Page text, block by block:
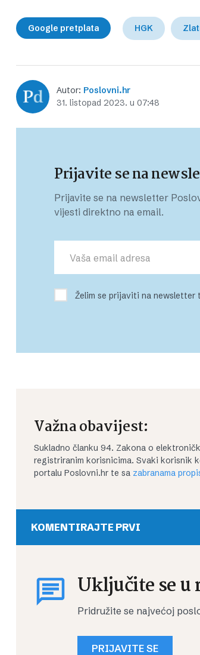
Google pretplata HGK
Autor: Poslovni.hr
31. listopad 2023. u 07:48
Prijavite se na
Prijavite se na newsletter
vijesti direktno na email.
Želim se prijaviti na newsletter
Važna obavijest:
Sukladno članku 94. Zakona o
registriranim korisnicima. Svaki korisnik
portalu Poslovni.hr te sa zabranama
KOMENTIRAJTE PRVI
Uključite se u
Pridružite se najvećoj
PRIJAVITE SE